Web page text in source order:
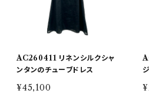
AC260411 リネンシルクシャ
ンタンのチューブドレス
¥45,100